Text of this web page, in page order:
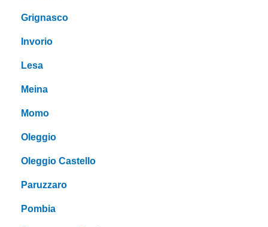
Grignasco
Invorio
Lesa
Meina
Momo
Oleggio
Oleggio Castello
Paruzzaro
Pombia